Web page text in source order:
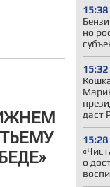
15:38
но
15:32
даст
15:28
о